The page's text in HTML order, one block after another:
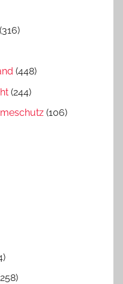
(316)
(448)
(244)
(106)